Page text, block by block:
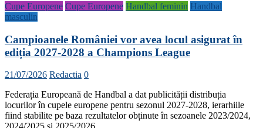
Cupe Europene Cupe Europene Handbal feminin Handbal
masculin
Campioanele României vor avea locul asigurat în
ediția 2027-2028 a Champions League
21/07/2026 Redactia 0
Federația Europeană de Handbal a dat publicității distribuția
locurilor în cupele europene pentru sezonul 2027-2028, ierarhiile
fiind stabilite pe baza rezultatelor obținute în sezoanele 2023/2024,